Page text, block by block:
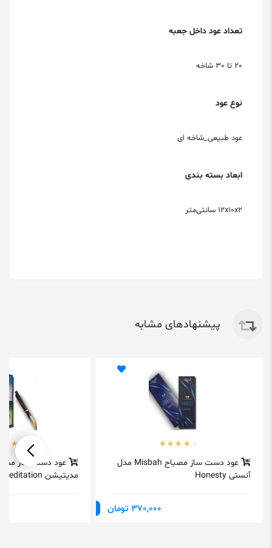
تعداد عود داخل جعبه
20 تا 30 شاخه
نوع عود
عود طبیعی_شاخه ای
ابعاد بسته بندی
۱۲x۱۰x۲ سانتی‌متر
پیشنهادهای مشابه
عود دست ساز مصباح Misbah مدل
آنستی Honesty
370,000 تومان
مدیتیشن Meditation